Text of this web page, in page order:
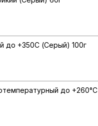
до +350С (Серый) 100г
до +260°С